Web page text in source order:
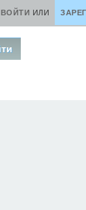
ВОЙТИ ИЛИ